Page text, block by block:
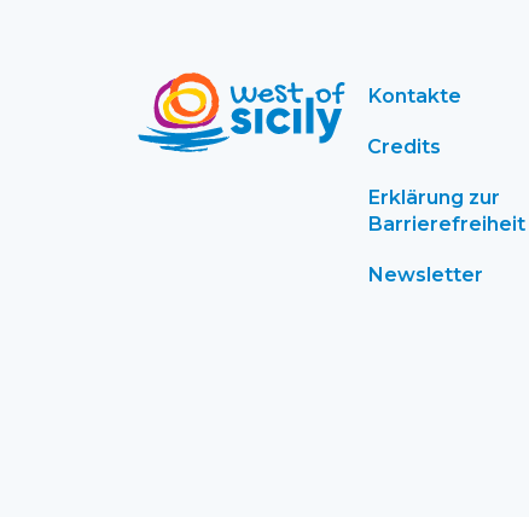
Kontakte
Credits
Erklärung zur
Barrierefreiheit
Newsletter